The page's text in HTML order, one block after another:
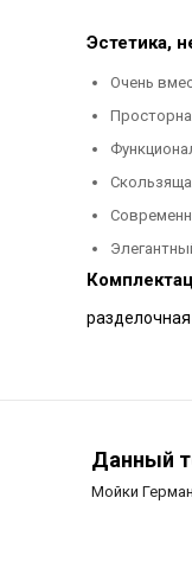
Эстетика,
Очень
Данный
Мойки